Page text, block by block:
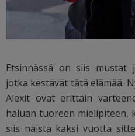
Etsinnässä on siis mustat
jotka kestävät tätä elämää.
Alexit ovat erittäin
haluan tuoreen mielipiteen,
siis näistä kaksi vuotta